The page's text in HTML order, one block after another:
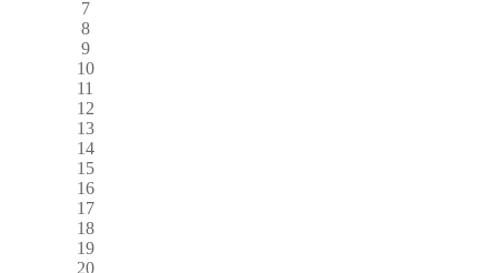
7
8
9
10
11
12
13
14
15
16
17
18
19
20